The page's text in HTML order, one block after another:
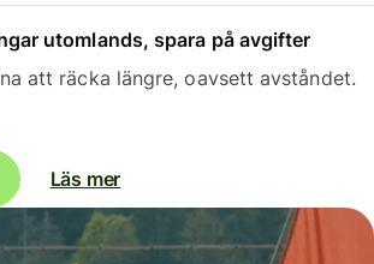
utomlands, spara på avgifter
att räcka längre, oavsett avståndet.
Läs mer